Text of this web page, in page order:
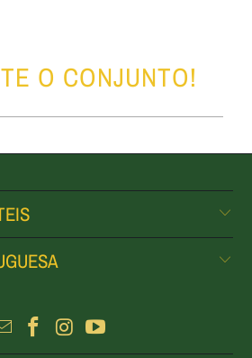
O CONJUNTO!